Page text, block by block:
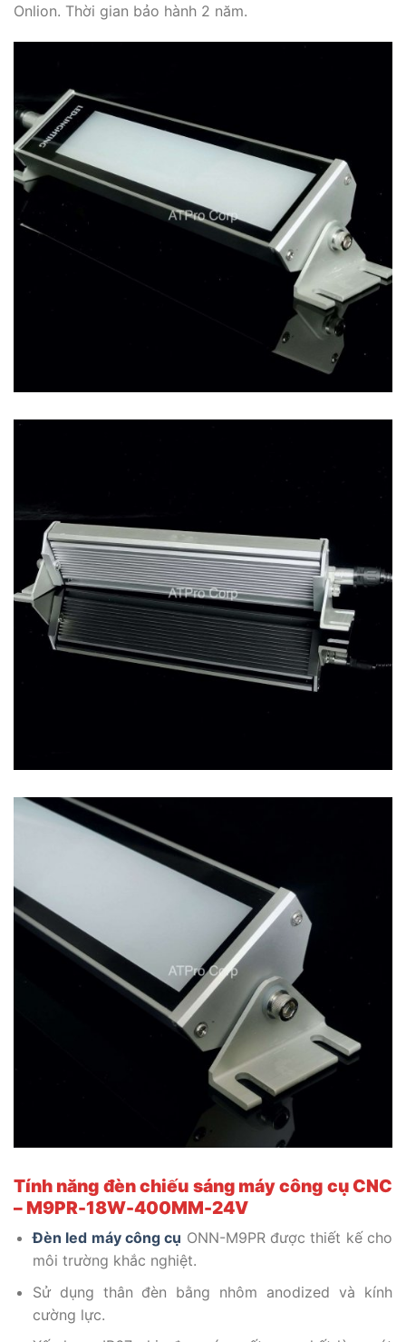
Onlion. Thời gian bảo hành 2 năm.
Tính năng đèn chiếu sáng máy công cụ CNC
– M9PR-18W-400MM-24V
Đèn led máy công cụ ONN-M9PR được thiết kế cho
môi trường khắc nghiệt.
Sử dụng thân đèn bằng nhôm anodized và kính
cường lực.